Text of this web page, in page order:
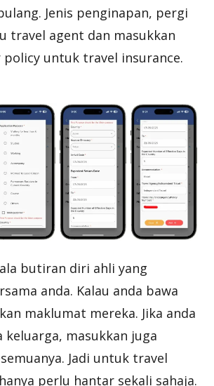
Jenis penginapan, pergi
travel agent dan masukkan
untuk travel insurance.
butiran diri ahli yang
anda. Kalau anda bawa
maklumat mereka. Jika anda
keluarga, masukkan juga
Jadi untuk travel
perlu hantar sekali sahaja.